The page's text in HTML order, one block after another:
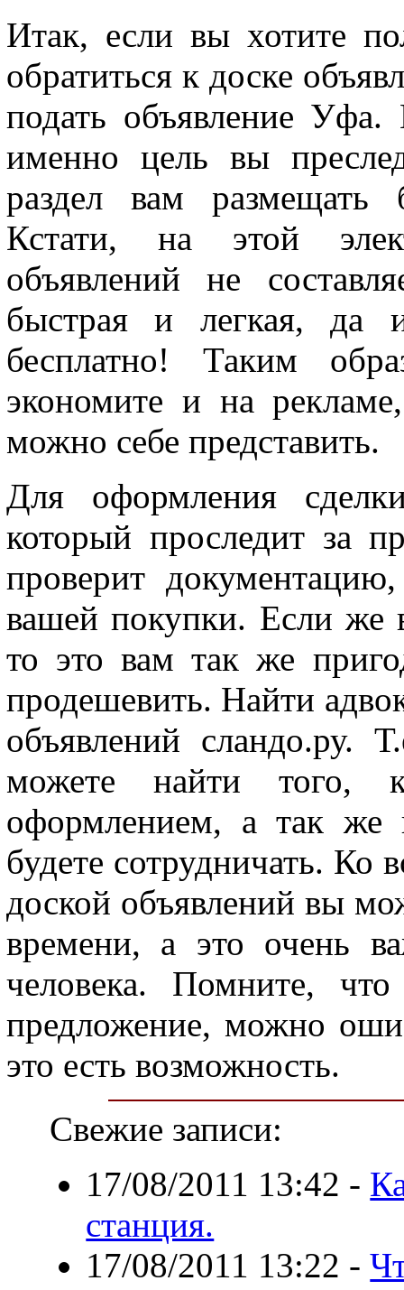
Итак, если вы хотите
обратиться к доске
подать объявление
именно цель вы
раздел вам размещать
Кстати, на этой
объявлений не
быстрая и легкая, да
бесплатно! Таким
экономите и на
можно себе представить.
Для оформления
который проследит за
проверит
вашей покупки. Если же
то это вам так же
продешевить. Найти
объявлений сландо.ру.
можете найти того,
оформлением, а так же
будете сотрудничать.
доской объявлений вы
времени, а это очень
человека. Помните,
предложение, можно
это есть возможность.
Свежие записи:
17/08/2011 13:42 -
станция.
17/08/2011 13:22 -